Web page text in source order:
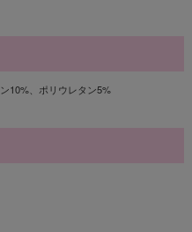
10%、ポリウレタン5%